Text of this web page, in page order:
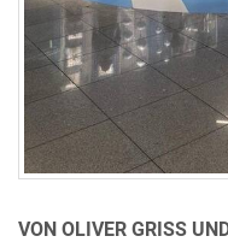
VON OLIVER GRISS